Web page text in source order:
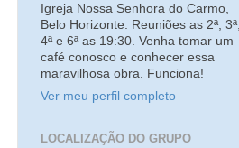
Igreja Nossa Senhora do Carmo,
Belo Horizonte. Reuniões as 2ª, 3ª,
4ª e 6ª as 19:30. Venha tomar um
café conosco e conhecer essa
maravilhosa obra. Funciona!
Ver meu perfil completo
LOCALIZAÇÃO DO GRUPO